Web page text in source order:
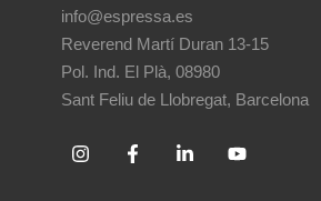
info@espressa.es
Reverend Martí Duran 13-15
Pol. Ind. El Plà, 08980
Sant Feliu de Llobregat, Barcelona